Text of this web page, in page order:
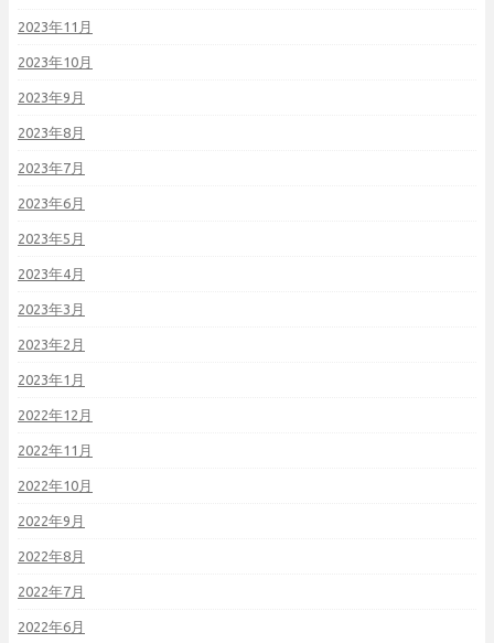
2023年11月
2023年10月
2023年9月
2023年8月
2023年7月
2023年6月
2023年5月
2023年4月
2023年3月
2023年2月
2023年1月
2022年12月
2022年11月
2022年10月
2022年9月
2022年8月
2022年7月
2022年6月